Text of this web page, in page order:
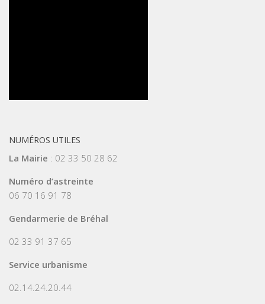
NUMÉROS UTILES
La Mairie : 02 33 50 28 62
Numéro d’astreinte
06 70 16 91 78
Gendarmerie de Bréhal
02 33 91 37 65
Service urbanisme
02.14.24.20.44